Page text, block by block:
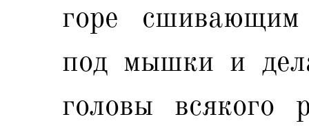
горе
под мышки и
головы всякого